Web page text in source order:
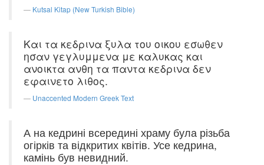
Kutsal Kitap (New Turkish Bible)
Και τα κεδρινα ξυλα του οικου εσωθεν
ησαν γεγλυμμενα με καλυκας και
ανοικτα ανθη τα παντα κεδρινα δεν
εφαινετο λιθος.
Unaccented Modern Greek Text
А на кедрині всередині храму була різьба
огірків та відкритих квітів. Усе кедрина,
камінь був невидний.